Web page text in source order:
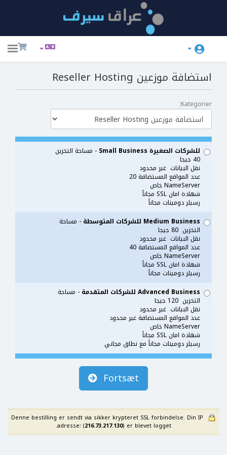
استضافة موزعين Reseller Hosting
Kategorier:
للشركات الصغيرة Small Business - مساحة التخزين
40 جيجا
نقل البيانات غير محدود
عدد المواقع المستضافة 20
NameServer خاص
شهادة امان SSL مجاناً
رسيلر دومينات مجاناً
Medium Business للشركات المتوسطة
- مساحة
التخزين 80 جيجا
نقل البيانات غير محدود
عدد المواقع المستضافة 40
NameServer خاص
شهادة امان SSL مجاناً
رسيلر دومينات مجاناً
Advanced Business للشركات المتقدمة
- مساحة
التخزين 120 جيجا
نقل البيانات غير محدود
عدد المواقع المستضافة غير محدود
NameServer خاص
شهادة امان SSL مجاناً
رسيلر دومينات مجاناً مع نطاق مجاني
Fortsæt
Denne bestilling er sendt via sikker krypteret SSL forbindelse. Din IP
adresse: (216.73.217.130) er blevet logget.